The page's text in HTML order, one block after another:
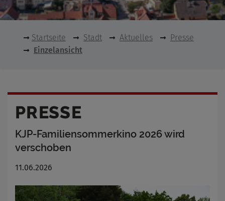
Startseite Stadt Aktuelles
Presse
Einzelansicht
PRESSE
KJP-Familiensommerkino 2026 wird
verschoben
11.06.2026